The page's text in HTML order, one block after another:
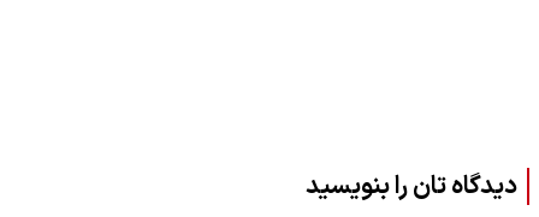
دیدگاه تان را بنویسید